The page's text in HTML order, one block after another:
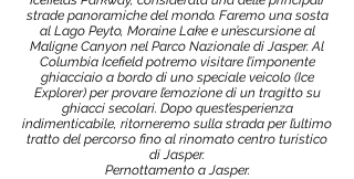
strade panoramiche del mondo. Faremo una sosta
al Lago Peyto, Moraine Lake e un’escursione al
Maligne Canyon nel Parco Nazionale di Jasper. Al
Columbia Icefield potremo visitare l’imponente
ghiacciaio a bordo di uno speciale veicolo (Ice
Explorer) per provare l’emozione di un tragitto su
ghiacci secolari. Dopo quest’esperienza
indimenticabile, ritorneremo sulla strada per l’ultimo
tratto del percorso fino al rinomato centro turistico
di Jasper.
Pernottamento a Jasper.